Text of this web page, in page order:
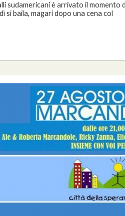
sudamericani è arrivato il momento
si baila, magari dopo una cena col